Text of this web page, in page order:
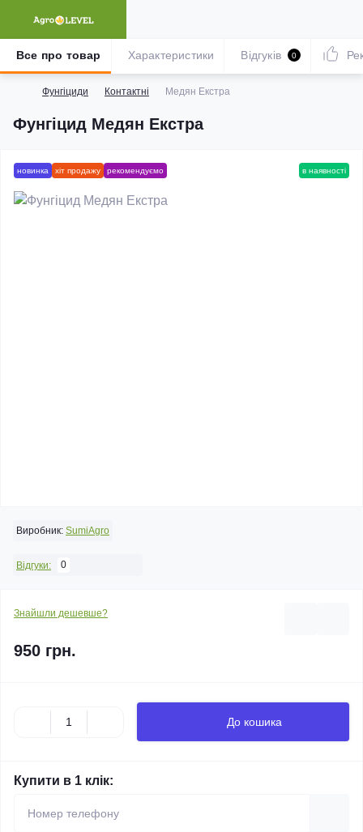
Фунгіциди Контактні Медян Екстра
Фунгіцид Медян Екстра
Все про товар Характеристики Відгуків 0
новинка хіт продажу рекомендуємо в наявності
Виробник: SumiAgro
Відгуки: 0
Знайшли дешевше?
950 грн.
До кошика
Купити в 1 клік: